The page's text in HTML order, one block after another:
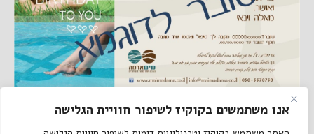
אנו משתמשים בקוקיז לשיפור חוויית הגלישה